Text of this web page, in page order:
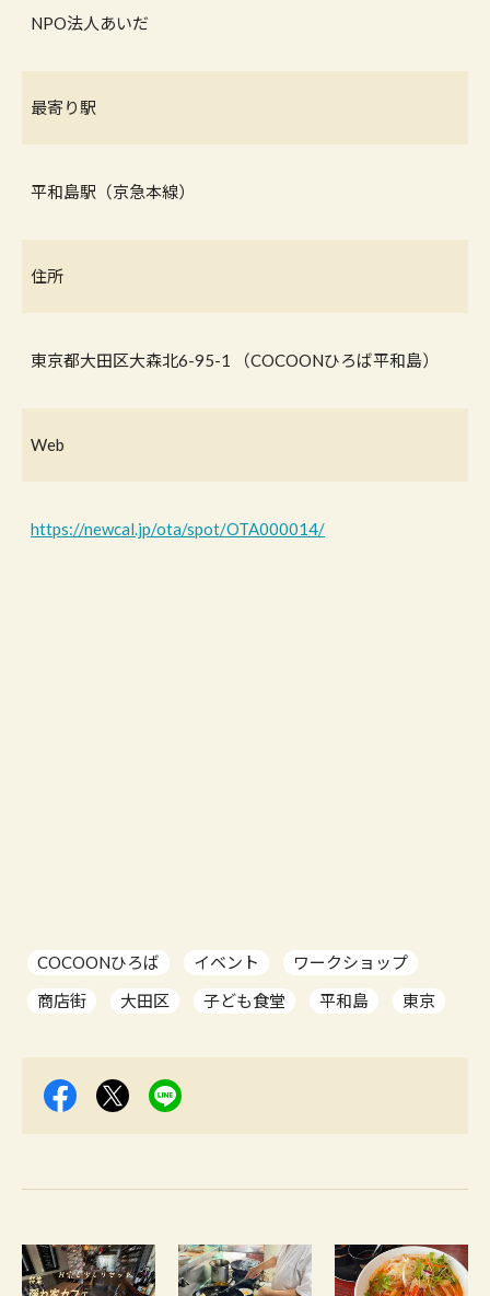
NPO法人あいだ
最寄り駅
平和島駅（京急本線）
住所
東京都大田区大森北6-95-1 （COCOONひろば平和島）
Web
https://newcal.jp/ota/spot/OTA000014/
COCOONひろば イベント
ワークショップ
商店街
大田区 子ども食堂 平和島 東京